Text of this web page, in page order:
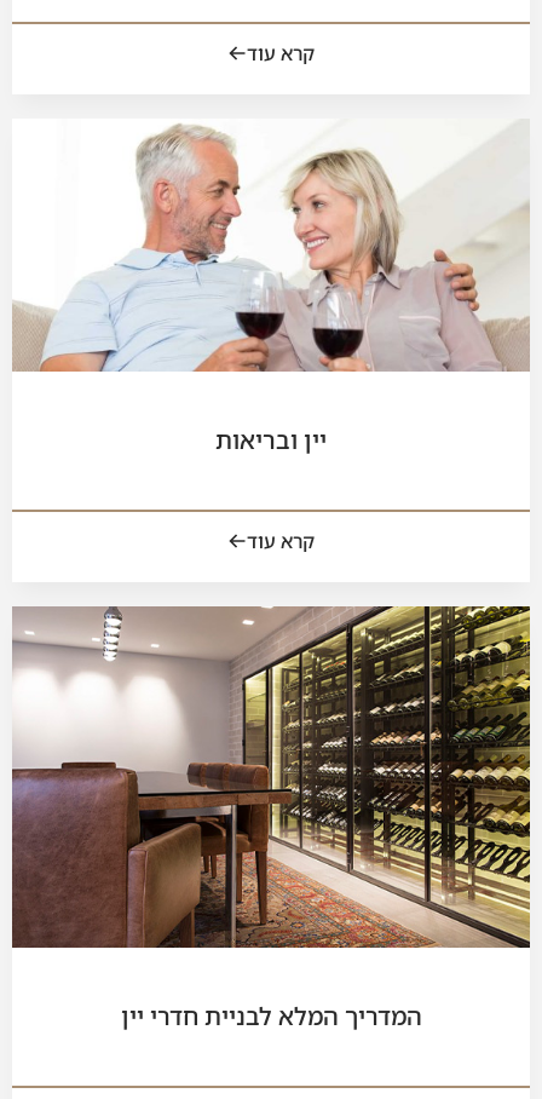
קרא עוד
יין ובריאות
קרא עוד
המדריך המלא לבניית חדרי יין